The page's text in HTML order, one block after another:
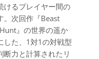
けるプレイヤー間の
。次回作『Beast
』の世界の遥か
した、1対1の対戦型
力と計算されたリ